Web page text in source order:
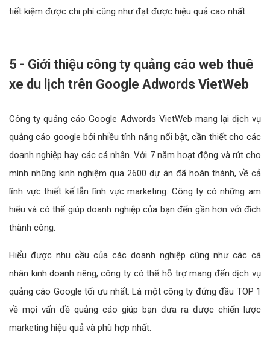
tiết kiệm được chi phí cũng như đạt được hiệu quả cao nhất.
5 - Giới thiệu công ty quảng cáo web thuê
xe du lịch trên Google Adwords VietWeb
Công ty quảng cáo Google Adwords VietWeb mang lại dịch vụ
quảng cáo google bởi nhiều tính năng nổi bật, cần thiết cho các
doanh nghiệp hay các cá nhân. Với 7 năm hoạt động và rút cho
mình những kinh nghiệm qua 2600 dự án đã hoàn thành, về cả
lĩnh vực thiết kế lẫn lĩnh vực marketing. Công ty có những am
hiểu và có thể giúp doanh nghiệp của bạn đến gần hơn với đích
thành công.
Hiểu được nhu cầu của các doanh nghiệp cũng như các cá
nhân kinh doanh riêng, công ty có thể hỗ trợ mang đến dịch vụ
quảng cáo Google tối ưu nhất. Là một công ty đứng đầu TOP 1
về mọi vấn đề quảng cáo giúp bạn đưa ra được chiến lược
marketing hiệu quả và phù hợp nhất.